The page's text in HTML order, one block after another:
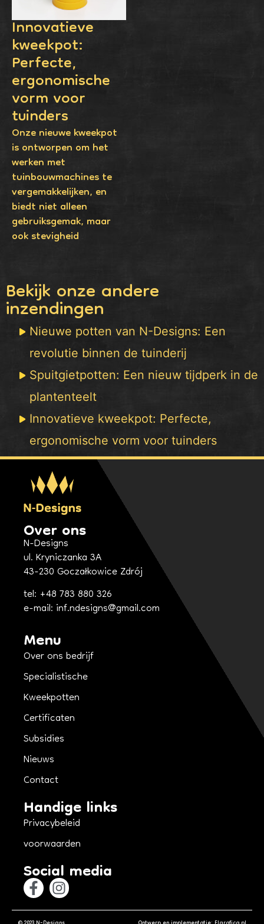
Innovatieve
kweekpot:
Perfecte,
ergonomische
vorm voor
tuinders
Onze nieuwe kweekpot
is ontworpen om het
werken met
tuinbouwmachines te
vergemakkelijken, en
biedt niet alleen
gebruiksgemak, maar
ook stevigheid
Bekijk onze andere
inzendingen
Nieuwe potten van N-Designs: Een
revolutie binnen de tuinderij
Spuitgietpotten: Een nieuw tijdperk in de
plantenteelt
Innovatieve kweekpot: Perfecte,
ergonomische vorm voor tuinders
Over ons
N-Designs
ul. Kryniczanka 3A
43-230 Goczałkowice Zdrój
tel: +48 783 880 326
e-mail: inf.ndesigns@gmail.com
Menu
Over ons bedrijf
Specialistische
Kweekpotten
Certificaten
Subsidies
Nieuws
Contact
Handige links
Privacybeleid
voorwaarden
Social media